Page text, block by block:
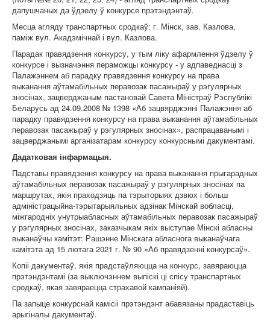
дапушчаных да ўдзелу ў конкурсе прэтэндэнтаў.
Месца агляду транспартных сродкаў: г. Мінск, зав. Казлова,
паміж вул. Акадэмічнай і вул. Казлова.
Парадак правядзення конкурсу, у тым ліку афармлення ўдзелу ў
конкурсе і вызначэння пераможцы конкурсу - у адпаведнасці з
Палажэннем аб парадку правядзення конкурсу на права
выканання аўтамабільных перавозак пасажыраў у рэгулярных
зносінах, зацверджаным пастановай Савета Міністраў Рэспублікі
Беларусь ад 24.09.2008 № 1398 «Аб зацвярджэнні Палажэння аб
парадку правядзення конкурсу на права выканання аўтамабільных
перавозак пасажыраў у рэгулярных зносінах», распрацаванымі і
зацверджанымі арганізатарам конкурсу конкурснымі дакументамі.
Дадатковая інфармацыя.
Падставы правядзення конкурсу на права выканання прыгарадных
аўтамабільных перавозак пасажыраў у рэгулярных зносінах па
маршрутах, якія праходзяць па тэрыторыях дзвюх і больш
адміністрацыйна-тэрытарыяльных адзінак Мінскай вобласці,
міжгародніх унутрыабласных аўтамабільных перавозак пасажыраў
у рэгулярных зносінах, заказчыкам якіх выступае Мінскі абласны
выканаўчы камітэт: Рашэнне Мінскага абласнога выканаўчага
камітэта ад 15 лютага 2021 г. № 90 «Аб правядзенні конкурсаў».
Копіі дакументаў, якія прадстаўляюцца на конкурс, завяраюцца
прэтэндэнтамі (за выключэннем выпіскі ці спісу транспартных
сродкаў, якая завяраецца страхавой кампаніяй).
Па запыце конкурснай камісіі прэтэндэнт абавязаны прадаставіць
арыгіналы дакументаў.